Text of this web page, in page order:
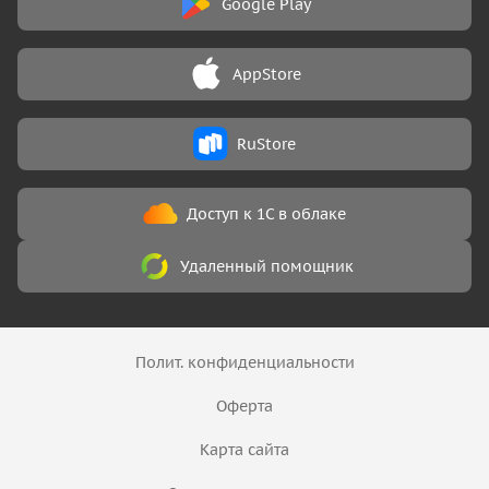
Доступ к 1С в облаке
Удаленный помощник
Google Play
AppStore
RuStore
Полит. конфиденциальности
Оферта
Карта сайта